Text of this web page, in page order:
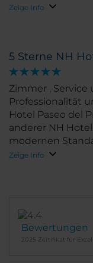
den tollen
Zeige Info
5 Sterne NH
Zimmer ,
Professionalität
Hotel Paseo del
anderer NH Hotel. Die Zimmer haben einen
modernen
Zeige Info
Bewertungen
2025 Zertifikat für